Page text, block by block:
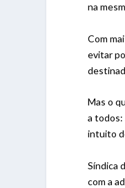
na
Com
evitar
Mas o
a todos:
intuito
Síndica
com a